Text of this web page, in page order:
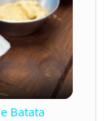
Batata